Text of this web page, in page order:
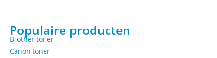
Populaire producten
Brother toner
Canon toner